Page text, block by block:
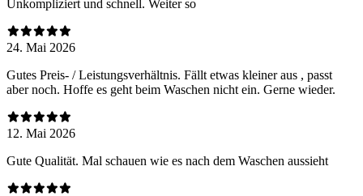
Unkompliziert und schnell. Weiter so
24. Mai 2026
Gutes Preis- / Leistungsverhältnis. Fällt etwas kleiner aus , passt
aber noch. Hoffe es geht beim Waschen nicht ein. Gerne wieder.
12. Mai 2026
Gute Qualität. Mal schauen wie es nach dem Waschen aussieht